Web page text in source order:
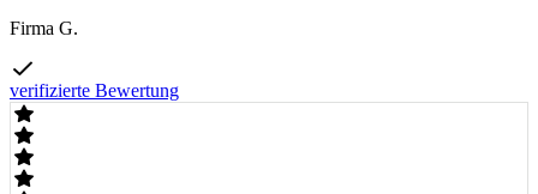
Firma G.
verifizierte Bewertung